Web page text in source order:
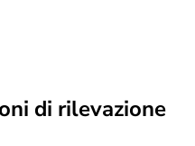
di rilevazione